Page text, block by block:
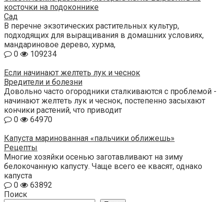
косточки на подоконнике
Сад
В перечне экзотических растительных культур,
подходящих для выращивания в домашних условиях,
мандариновое дерево, хурма,
0
109234
Если начинают желтеть лук и чеснок
Вредители и болезни
Довольно часто огородники сталкиваются с проблемой -
начинают желтеть лук и чеснок, постепенно засыхают
кончики растений, что приводит
0
64970
Капуста маринованная «пальчики оближешь»
Рецепты
Многие хозяйки осенью заготавливают на зиму
белокочанную капусту. Чаще всего ее квасят, однако
капуста
0
63892
Поиск